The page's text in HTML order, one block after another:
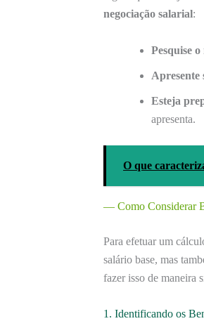
negociação salarial:
Pesquise
Apresente
Esteja
apresenta.
O que
— Como Considerar
Para efetuar um
salário base, mas
fazer isso de maneira
1. Identificando os